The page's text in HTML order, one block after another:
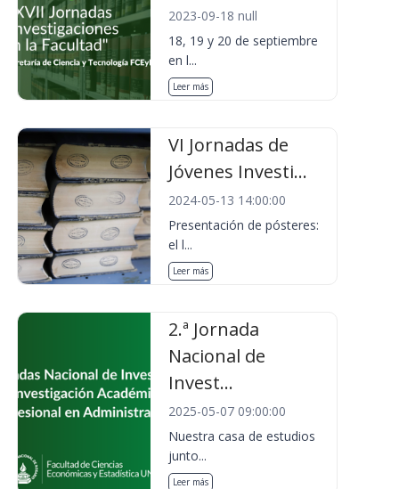
2023-09-18 null
18, 19 y 20 de septiembre
en l...
Leer más
VI Jornadas de
Jóvenes Investi...
2024-05-13 14:00:00
Presentación de pósteres:
el l...
Leer más
2.ª Jornada
Nacional de
Invest...
2025-05-07 09:00:00
Nuestra casa de estudios
junto...
Leer más